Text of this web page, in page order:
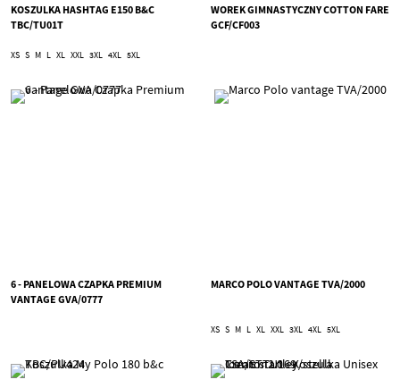
KOSZULKA HASHTAG E150 B&C
TBC/TU01T
XS S M L XL XXL 3XL 4XL 5XL
WOREK GIMNASTYCZNY COTTON FARE
GCF/CF003
6 - PANELOWA CZAPKA PREMIUM
VANTAGE GVA/0777
MARCO POLO VANTAGE TVA/2000
XS S M L XL XXL 3XL 4XL 5XL